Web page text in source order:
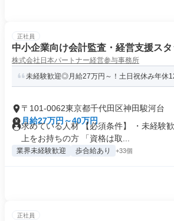
正社員
中小企業向け会計監査・経営支援スタ
株式会社日本パートナー経営参与事務所
未経験歓迎◎月給27万円～！土日祝休み年休
〒101-0062東京都千代田区神田駿河台
月給27万円～40万円
求めている人材 【必須条件】 ・未経験
上をお持ちの方 「資格は取...
業界未経験歓迎 歩合給あり +33個
正社員